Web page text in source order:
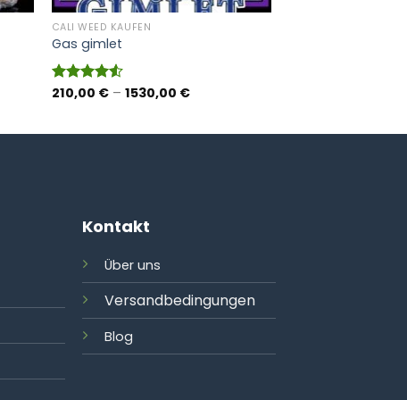
CALI WEED KAUFEN
Gas gimlet
Bewertet
210,00 € – 1530,00 €Preisspanne:
Kontakt
Über uns
Versandbedingungen
Blog